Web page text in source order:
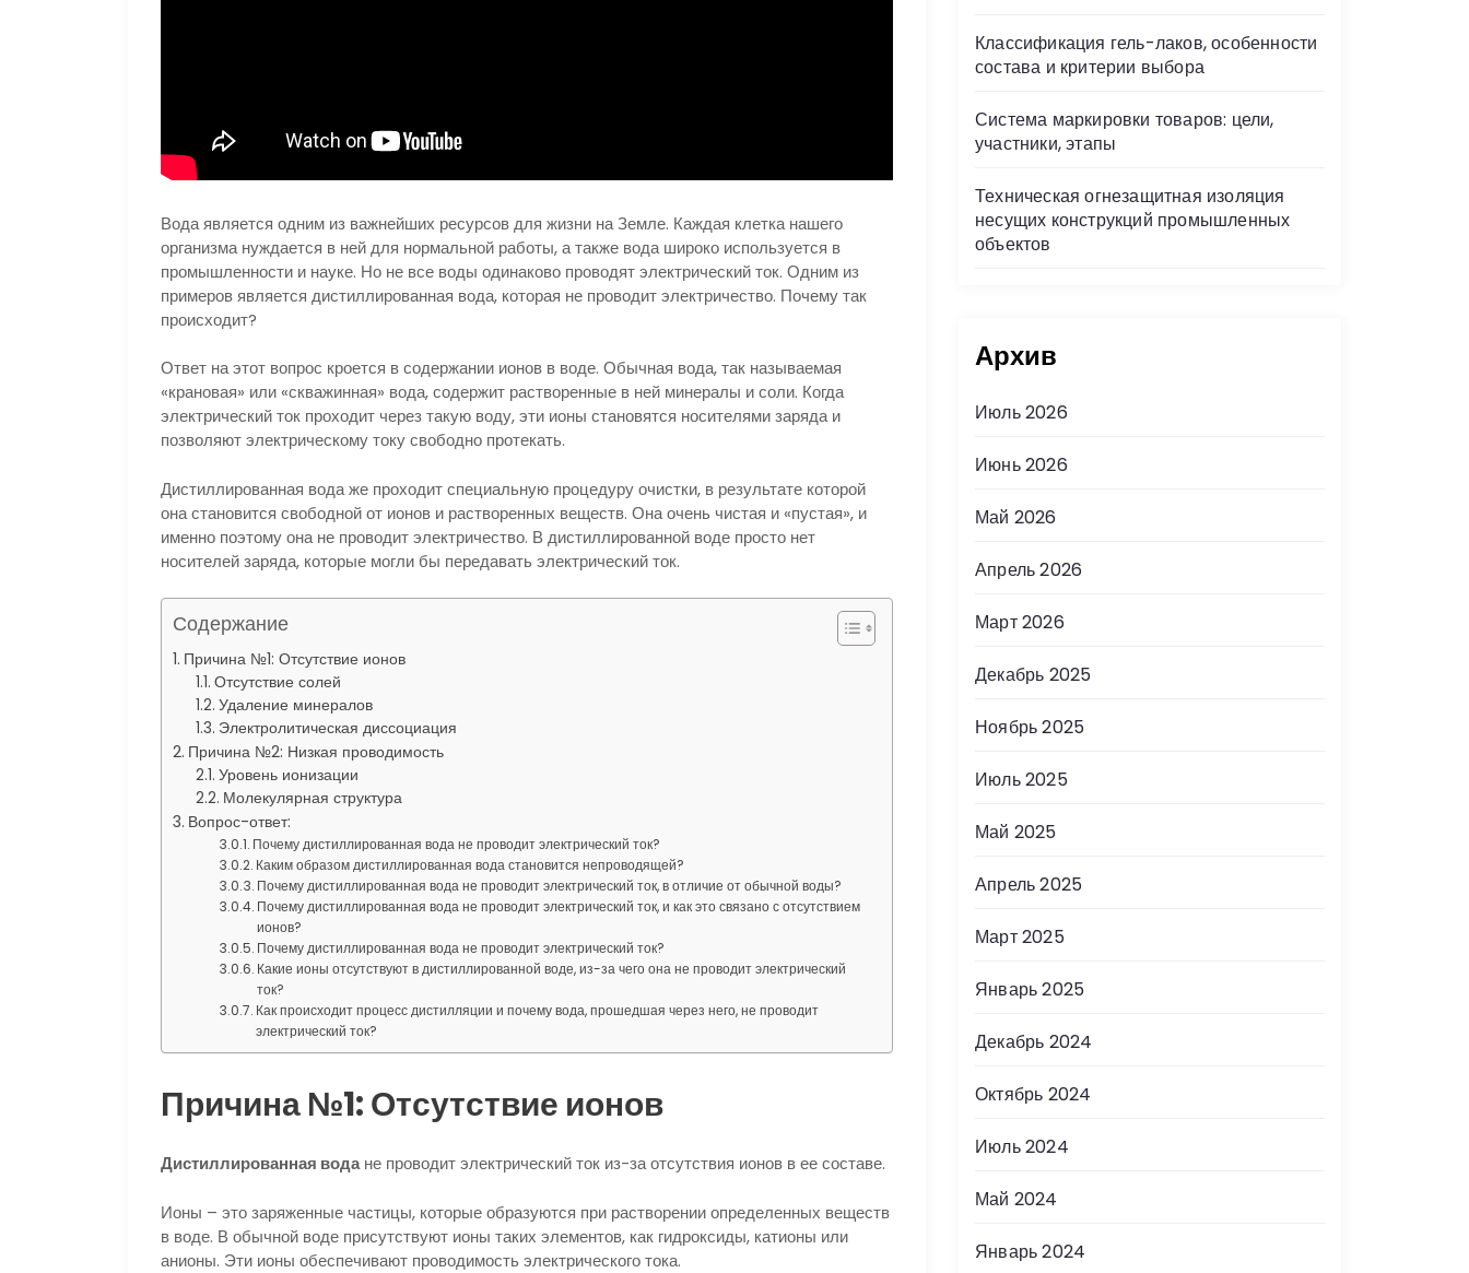
Вода является одним из важнейших ресурсов для жизни на Земле. Каждая клетка нашего
организма нуждается в ней для нормальной работы, а также вода широко используется в
промышленности и науке. Но не все воды одинаково проводят электрический ток. Одним из
примеров является дистиллированная вода, которая не проводит электричество. Почему так
происходит?
Ответ на этот вопрос кроется в содержании ионов в воде. Обычная вода, так называемая
«крановая» или «скважинная» вода, содержит растворенные в ней минералы и соли. Когда
электрический ток проходит через такую воду, эти ионы становятся носителями заряда и
позволяют электрическому току свободно протекать.
Дистиллированная вода же проходит специальную процедуру очистки, в результате которой
она становится свободной от ионов и растворенных веществ. Она очень чистая и «пустая», и
именно поэтому она не проводит электричество. В дистиллированной воде просто нет
носителей заряда, которые могли бы передавать электрический ток.
Содержание
Причина №1: Отсутствие ионов
Отсутствие солей
Удаление минералов
Электролитическая диссоциация
Причина №2: Низкая проводимость
Уровень ионизации
Молекулярная структура
Вопрос-ответ:
Почему дистиллированная вода не проводит электрический ток?
Каким образом дистиллированная вода становится непроводящей?
Почему дистиллированная вода не проводит электрический ток, в отличие от обычной воды?
Почему дистиллированная вода не проводит электрический ток, и как это связано с отсутствием
ионов?
Почему дистиллированная вода не проводит электрический ток?
Какие ионы отсутствуют в дистиллированной воде, из-за чего она не проводит электрический
ток?
Как происходит процесс дистилляции и почему вода, прошедшая через него, не проводит
электрический ток?
Причина №1: Отсутствие ионов
Дистиллированная водане проводит электрический ток из-за отсутствия ионов в ее составе.
Ионы – это заряженные частицы, которые образуются при растворении определенных веществ
в воде. В обычной воде присутствуют ионы таких элементов, как гидроксиды, катионы или
анионы. Эти ионы обеспечивают проводимость электрического тока.
Классификация гель-лаков, особенности
состава и критерии выбора
Система маркировки товаров: цели,
участники, этапы
Техническая огнезащитная изоляция
несущих конструкций промышленных
объектов
Архив
Июль 2026
Июнь 2026
Май 2026
Апрель 2026
Март 2026
Декабрь 2025
Ноябрь 2025
Июль 2025
Май 2025
Апрель 2025
Март 2025
Январь 2025
Декабрь 2024
Октябрь 2024
Июль 2024
Май 2024
Январь 2024